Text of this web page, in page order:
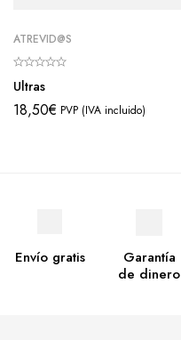
ATREVID@S
Ultras
18,50€ PVP (IVA incluido)
Envío gratis
Garantía
de dinero